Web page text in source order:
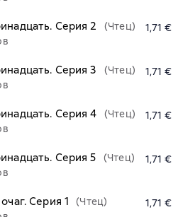
Серия 2
(Чтец)
1,71 €
Серия 3
(Чтец)
1,71 €
Серия 4
(Чтец)
1,71 €
Серия 5
(Чтец)
1,71 €
Серия 1
(Чтец)
1,71 €